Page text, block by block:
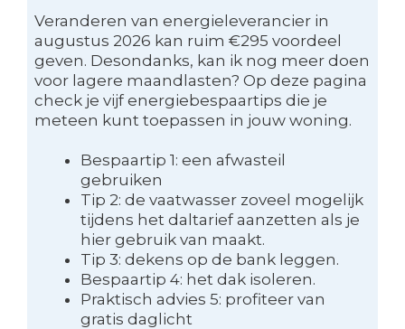
Veranderen van energieleverancier in
augustus 2026 kan ruim €295 voordeel
geven. Desondanks, kan ik nog meer doen
voor lagere maandlasten? Op deze pagina
check je vijf energiebespaartips die je
meteen kunt toepassen in jouw woning.
Bespaartip 1: een afwasteil
gebruiken
Tip 2: de vaatwasser zoveel mogelijk
tijdens het daltarief aanzetten als je
hier gebruik van maakt.
Tip 3: dekens op de bank leggen.
Bespaartip 4: het dak isoleren.
Praktisch advies 5: profiteer van
gratis daglicht